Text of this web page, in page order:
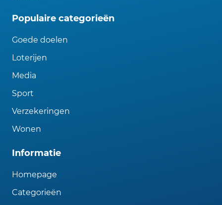
Populaire categorieën
Goede doelen
Loterijen
Media
Sport
Verzekeringen
Wonen
Informatie
Homepage
Categorieën